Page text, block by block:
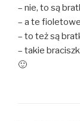
– nie, to są
– a te
– to też są
– takie
🙂